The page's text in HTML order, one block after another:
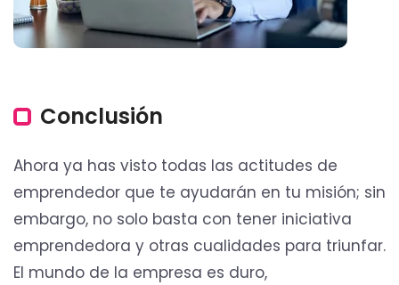
Conclusión
Ahora ya has visto todas las actitudes de
emprendedor que te ayudarán en tu misión; sin
embargo, no solo basta con tener iniciativa
emprendedora y otras cualidades para triunfar.
El mundo de la empresa es duro,